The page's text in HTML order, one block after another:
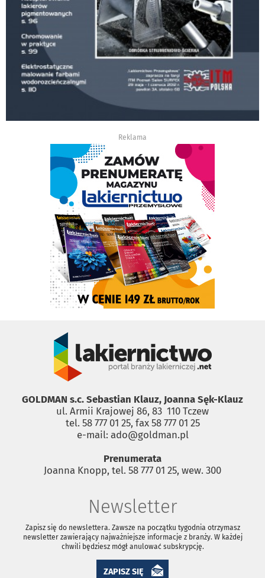
Reklama
GOLDMAN s.c. Sebastian Klauz, Joanna Sęk-Klauz
ul. Armii Krajowej 86, 83 ­ 110 Tczew
tel. 58 777 01 25, fax 58 777 01 25
e-mail: ado@goldman.pl
Prenumerata
Joanna Knopp, tel. 58 777 01 25, wew. 300
Newsletter
Zapisz się do newslettera. Zawsze na początku tygodnia otrzymasz
newsletter zawierający najważniejsze informacje z branży. W każdej
chwili będziesz mógł anulować subskrypcję.
ZAPISZ SIĘ